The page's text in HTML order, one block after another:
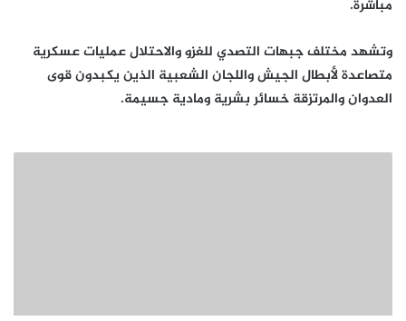
مباشرة.
وتشهد مختلف جبهات التصدي للغزو والاحتلال عمليات عسكرية
متصاعدة لأبطال الجيش واللجان الشعبية الذين يكبدون قوى
العدوان والمرتزقة خسائر بشرية ومادية جسيمة.